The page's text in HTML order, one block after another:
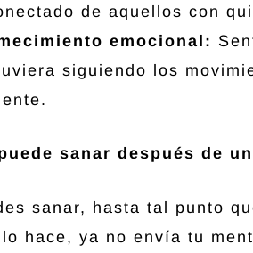
de aquellos con
emocional:
siguiendo los
sanar después de
sanar, hasta tal punto
hace, ya no envía tu